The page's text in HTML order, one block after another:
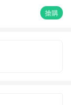
搶購